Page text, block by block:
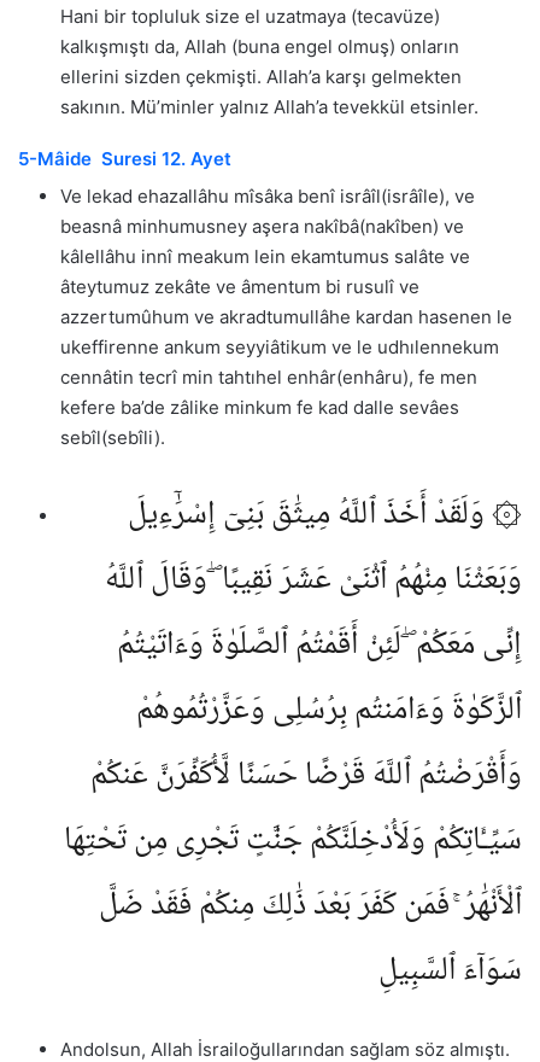
Hani bir topluluk size el uzatmaya (tecavüze)
kalkışmıştı da, Allah (buna engel olmuş) onların
ellerini sizden çekmişti. Allah’a karşı gelmekten
sakının. Mü’minler yalnız Allah’a tevekkül etsinler.
5-Mâide Suresi 12. Ayet
Ve lekad ehazallâhu mîsâka benî isrâîl(isrâîle), ve
beasnâ minhumusney aşera nakîbâ(nakîben) ve
kâlellâhu innî meakum lein ekamtumus salâte ve
âteytumuz zekâte ve âmentum bi rusulî ve
azzertumûhum ve akradtumullâhe kardan hasenen le
ukeffirenne ankum seyyiâtikum ve le udhılennekum
cennâtin tecrî min tahtıhel enhâr(enhâru), fe men
kefere ba’de zâlike minkum fe kad dalle sevâes
sebîl(sebîli).
۞ وَلَقَدْ أَخَذَ ٱللَّهُ مِيثَٰقَ بَنِىٓ إِسْرَٰٓءِيلَ
وَبَعَثْنَا مِنْهُمُ ٱثْنَىْ عَشَرَ نَقِيبًا ۖ وَقَالَ ٱللَّهُ
إِنِّى مَعَكُمْ ۖ لَئِنْ أَقَمْتُمُ ٱلصَّلَوٰةَ وَءَاتَيْتُمُ
ٱلزَّكَوٰةَ وَءَامَنتُم بِرُسُلِى وَعَزَّرْتُمُوهُمْ
وَأَقْرَضْتُمُ ٱللَّهَ قَرْضًا حَسَنًا لَّأُكَفِّرَنَّ عَنكُمْ
سَيِّـَٔاتِكُمْ وَلَأُدْخِلَنَّكُمْ جَنَّٰتٍ تَجْرِى مِن تَحْتِهَا
ٱلْأَنْهَٰرُ ۚ فَمَن كَفَرَ بَعْدَ ذَٰلِكَ مِنكُمْ فَقَدْ ضَلَّ
سَوَآءَ ٱلسَّبِيلِ
Andolsun, Allah İsrailoğullarından sağlam söz almıştı.